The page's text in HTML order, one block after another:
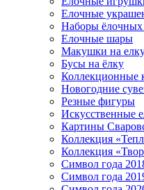
Елочные
Наборы
Елочные шары
Макушки на
Бусы на ёлку
Коллекционные
Новогодние
Резные фигуры
Искусственные
Картины
Коллекция
Коллекция
Символ года
Символ года